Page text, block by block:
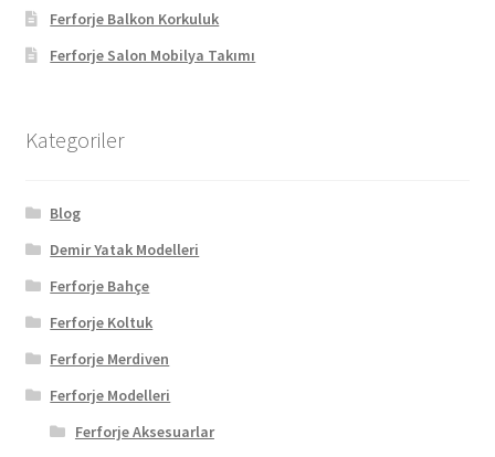
Ferforje Balkon Korkuluk
Ferforje Salon Mobilya Takımı
Kategoriler
Blog
Demir Yatak Modelleri
Ferforje Bahçe
Ferforje Koltuk
Ferforje Merdiven
Ferforje Modelleri
Ferforje Aksesuarlar